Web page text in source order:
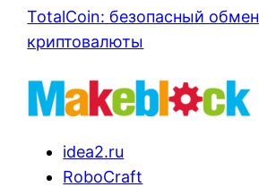
TotalCoin: безопасный обмен
криптовалюты
idea2.ru
RoboCraft